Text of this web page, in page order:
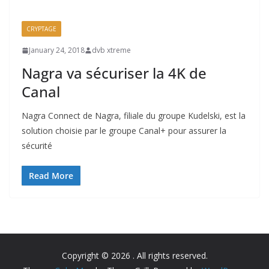
CRYPTAGE
January 24, 2018 dvb xtreme
Nagra va sécuriser la 4K de
Canal
Nagra Connect de Nagra, filiale du groupe Kudelski, est la
solution choisie par le groupe Canal+ pour assurer la
sécurité
Read More
Copyright © 2026 . All rights reserved.